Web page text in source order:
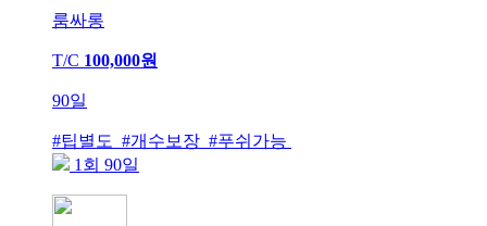
룸싸롱
T/C 100,000원
90일
#팁별도 #개수보장 #푸쉬가능
1회 90일